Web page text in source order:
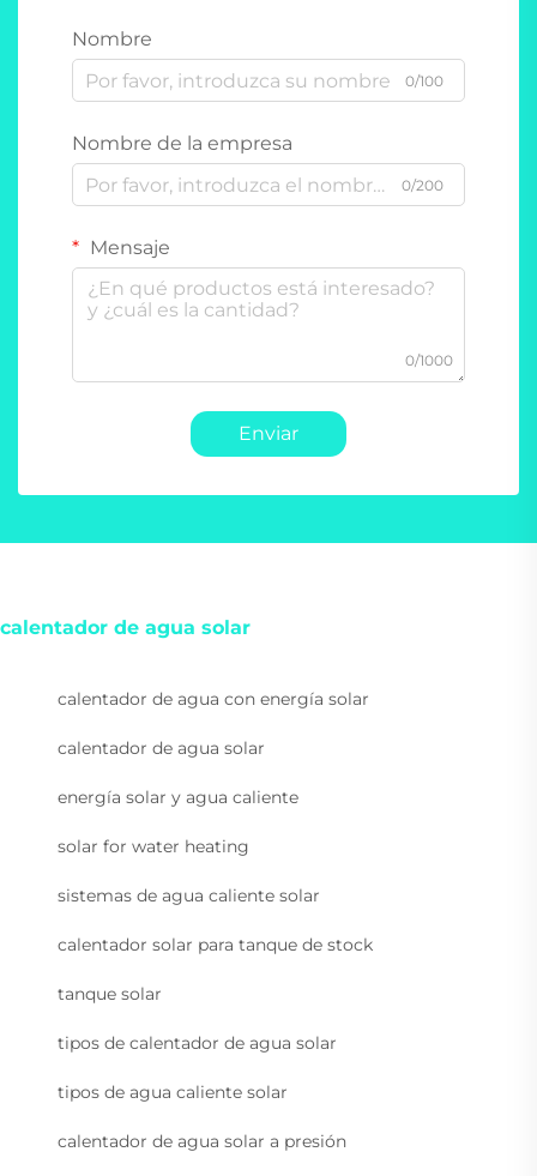
Nombre
0/100
Nombre de la empresa
0/200
Mensaje
0/1000
Enviar
calentador de agua solar
calentador de agua con energía solar
calentador de agua solar
energía solar y agua caliente
solar for water heating
sistemas de agua caliente solar
calentador solar para tanque de stock
tanque solar
tipos de calentador de agua solar
tipos de agua caliente solar
calentador de agua solar a presión